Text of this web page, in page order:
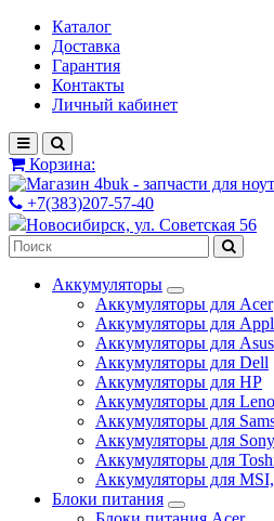
Каталог
Доставка
Гарантия
Контакты
Личный кабинет
Корзина:
+7(383)207-57-40
Новосибирск, ул. Советская 56
Аккумуляторы
Аккумуляторы для Acer
Аккумуляторы для
Аккумуляторы для Asus
Аккумуляторы для Dell
Аккумуляторы для HP
Аккумуляторы для
Аккумуляторы для
Аккумуляторы для Sony
Аккумуляторы для
Аккумуляторы для
Блоки питания